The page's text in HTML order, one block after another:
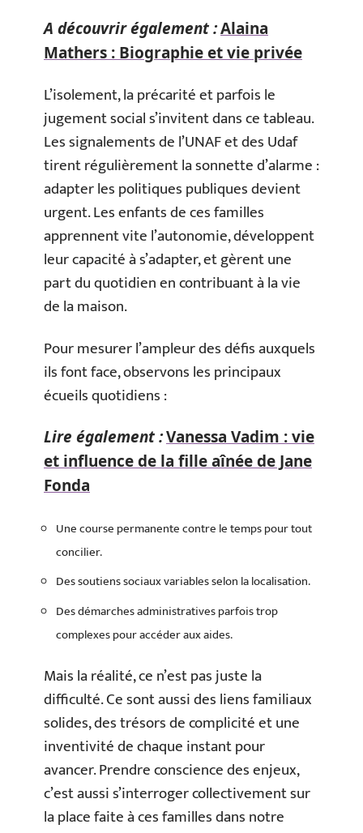
A découvrir également :Alaina
Mathers : Biographie et vie privée
L’isolement, la précarité et parfois le
jugement social s’invitent dans ce tableau.
Les signalements de l’UNAF et des Udaf
tirent régulièrement la sonnette d’alarme :
adapter les politiques publiques devient
urgent. Les enfants de ces familles
apprennent vite l’autonomie, développent
leur capacité à s’adapter, et gèrent une
part du quotidien en contribuant à la vie
de la maison.
Pour mesurer l’ampleur des défis auxquels
ils font face, observons les principaux
écueils quotidiens :
Lire également :Vanessa Vadim : vie
et influence de la fille aînée de Jane
Fonda
Une course permanente contre le temps pour tout
concilier.
Des soutiens sociaux variables selon la localisation.
Des démarches administratives parfois trop
complexes pour accéder aux aides.
Mais la réalité, ce n’est pas juste la
difficulté. Ce sont aussi des liens familiaux
solides, des trésors de complicité et une
inventivité de chaque instant pour
avancer. Prendre conscience des enjeux,
c’est aussi s’interroger collectivement sur
la place faite à ces familles dans notre